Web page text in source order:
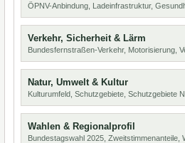
ÖPNV-Anbindung, Ladeinfrastruktur,
Verkehr, Sicherheit & Lärm
Bundesfernstraßen-Verkehr, Motorisierung,
Natur, Umwelt & Kultur
Kulturumfeld, Schutzgebiete, Schutzgebiete
Wahlen & Regionalprofil
Bundestagswahl 2025, Zweitstimmenanteile,